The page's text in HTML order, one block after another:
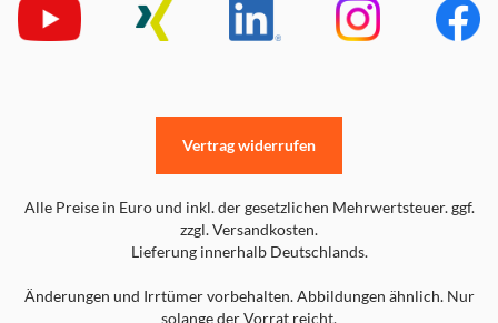
erhalten Sie Informationen, spielen Sie Musik und mehr -
alles bequem mit Ihrer Stimme und "Hey Google".
Erleben Sie Filme, Spiele und Musik mit detailreichen
Audioeffekten und präziser Geräuschortung für ein
Alle Preise in Euro und inkl. der gesetzlichen Mehrwertsteuer. ggf.
zzgl. Versandkosten.
Lieferung innerhalb Deutschlands.
Änderungen und Irrtümer vorbehalten. Abbildungen ähnlich. Nur
solange der Vorrat reicht.
Vertrag widerrufen